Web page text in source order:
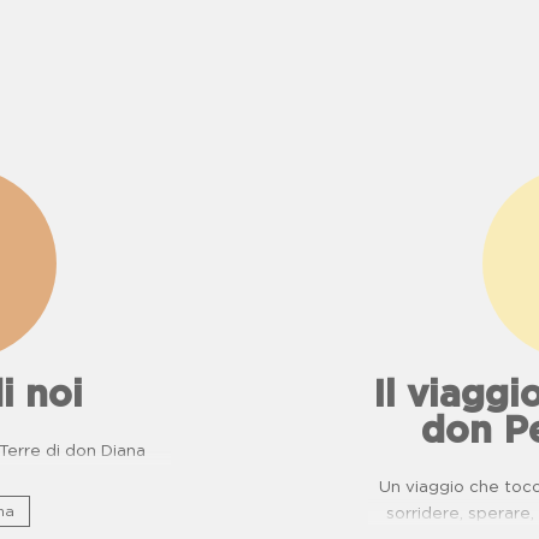
noi
di don Diana
Il
don
Un viaggio che
sorridere,